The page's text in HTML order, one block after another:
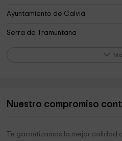
Ayuntamiento de Calviá
Serra de Tramuntana
Ayuntamiento de Banyalbufar
Nuestro compromiso
Te garantizamos la mejor calidad